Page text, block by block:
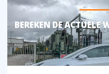
BEREKEN DE ACTUELE